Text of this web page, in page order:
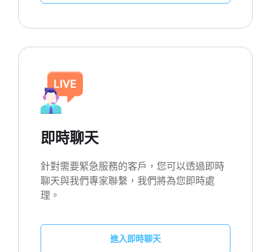
即時聊天
針對需要緊急服務的客戶，您可以透過即時
聊天與我們專家聯繫，我們將為您即時處
理。
進入即時聊天